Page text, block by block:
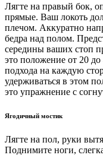
Лягте на правый бок,
прямые. Ваш локоть
плечом. Аккуратно
бедра над полом.
середины ваших стоп
это положение от 20
подхода на каждую
удерживаться в этом
это упражнение с
Ягодичный мостик
Лягте на пол, руки
Поднимите ноги,